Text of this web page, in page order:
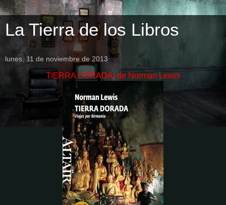
La Tierra de los Libros
lunes, 11 de noviembre de 2013
TIERRA DORADA, de Norman Lewis